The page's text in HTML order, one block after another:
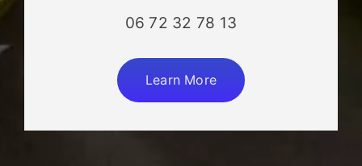
06 72 32 78 13
Learn More